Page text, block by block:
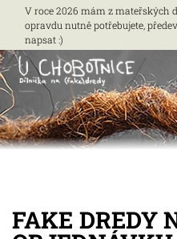
V roce 2026 mám z mateřských
opravdu nutně potřebujete,
napsat :)
FAKE DREDY